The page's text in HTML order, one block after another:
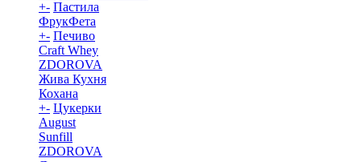
+- Пастила
ФрукФета
+- Печиво
Craft Whey
ZDOROVA
Жива Кухня
Кохана
+- Цукерки
August
Sunfill
ZDOROVA